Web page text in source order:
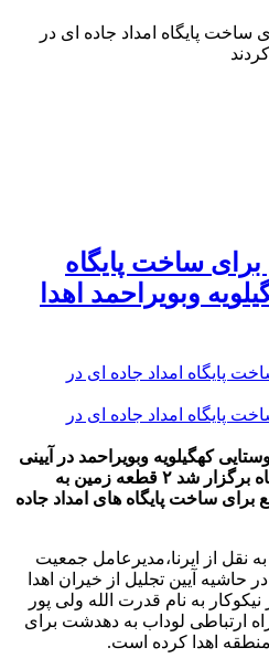
برای ساخت پایگاه امداد جاده ای در
برای ساخت پایگاه
وبویراحمد اهدا
کهگیلویه وبویراحمد در آیینی
که امروز سه شنبه بیستم آذرماه برگزار شد ۲ قطعه زمین به
و ۵۰۰ متر مربع برای ساخت پایگاه های امداد جاده
نقل از ایرنا،مدیرعامل جمعیت
حاشیه آیین تجلیل از خیران اهدا
به نام قدرت الله ولی پور
راه ارتباطی لوداب به دهدشت برای
منطقه اهدا کرده است.